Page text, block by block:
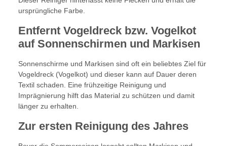
ursprüngliche Farbe.
Entfernt Vogeldreck bzw. Vogelkot
auf Sonnenschirmen und Markisen
Sonnenschirme und Markisen sind oft ein beliebtes Ziel für
Vogeldreck (Vogelkot) und dieser kann auf Dauer deren
Textil schaden. Eine frühzeitige Reinigung und
Imprägnierung hilft das Material zu schützen und damit
länger zu erhalten.
Zur ersten Reinigung des Jahres